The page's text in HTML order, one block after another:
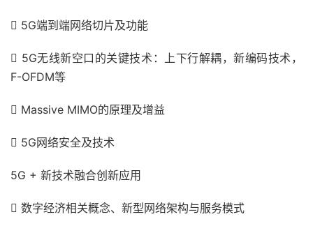
 5G端到端网络切片及功能
 5G无线新空口的关键技术：上下行解耦，新编码技术，
F-OFDM等
 Massive MIMO的原理及增益
 5G网络安全及技术
5G + 新技术融合创新应用
 数字经济相关概念、新型网络架构与服务模式